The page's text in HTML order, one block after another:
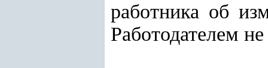
работника об
Работодателем